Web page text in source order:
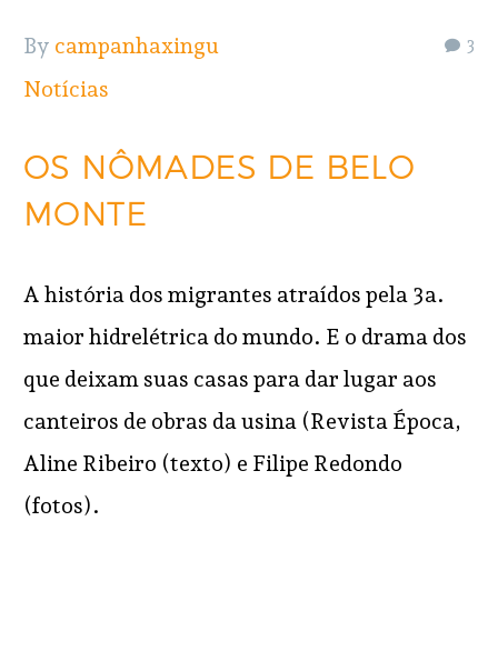
3
By campanhaxingu
Notícias
OS NÔMADES DE BELO
MONTE
A história dos migrantes atraídos pela 3a.
maior hidrelétrica do mundo. E o drama dos
que deixam suas casas para dar lugar aos
canteiros de obras da usina (Revista Época,
Aline Ribeiro (texto) e Filipe Redondo
(fotos).